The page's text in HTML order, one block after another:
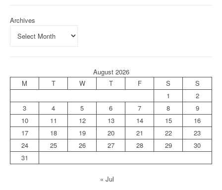
Archives
August 2026
M
T W T F S
S
1
2
3
4 5 6 7 8
9
10
11 12 13 14 15
16
17
18 19 20 21 22
23
24
25 26 27 28 29
30
31
« Jul